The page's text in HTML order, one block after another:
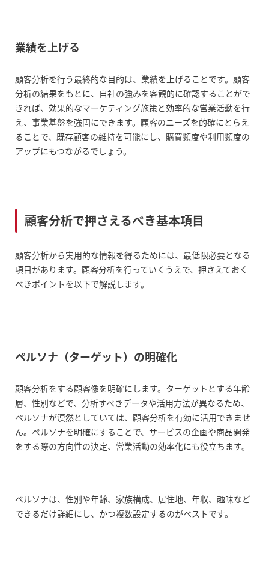
業績を上げる
顧客分析を行う最終的な目的は、業績を上げることです。顧客
分析の結果をもとに、自社の強みを客観的に確認することがで
きれば、効果的なマーケティング施策と効率的な営業活動を行
え、事業基盤を強固にできます。顧客のニーズを的確にとらえ
ることで、既存顧客の維持を可能にし、購買頻度や利用頻度の
アップにもつながるでしょう。
顧客分析で押さえるべき基本項目
顧客分析から実用的な情報を得るためには、最低限必要となる
項目があります。顧客分析を行っていくうえで、押さえておく
べきポイントを以下で解説します。
ペルソナ（ターゲット）の明確化
顧客分析をする顧客像を明確にします。ターゲットとする年齢
層、性別などで、分析すべきデータや活用方法が異なるため、
ベルソナが漠然としていては、顧客分析を有効に活用できませ
ん。ぺルソナを明確にすることで、サービスの企画や商品開発
をする際の方向性の決定、営業活動の効率化にも役立ちます。
ベルソナは、性別や年齢、家族構成、居住地、年収、趣味など
できるだけ詳細にし、かつ複数設定するのがベストです。